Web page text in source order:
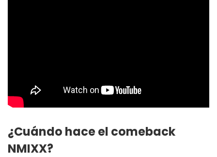
¿Cuándo hace el comeback
NMIXX?